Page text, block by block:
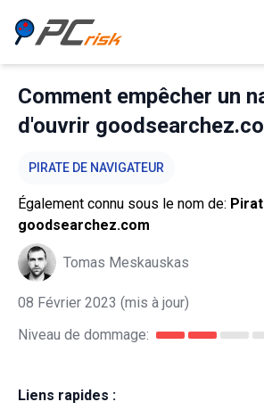
Comment empêcher un
d'ouvrir
PIRATE DE NAVIGATEUR
Également connu sous le nom de:
goodsearchez.com
Tomas Meskauskas
08 Février 2023 (mis à jour)
Niveau de dommage:
Liens rapides :